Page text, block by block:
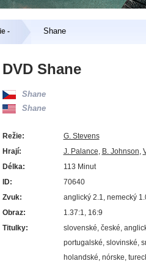
- Shane
DVD Shane
Shane
Shane
Režie:
G. Stevens
Hrají:
J. Palance, B. Johnson,
Délka:
113 Minut
ID:
70640
Zvuk:
anglický 2.1, nemecký
Obraz:
1.37:1, 16:9
Titulky:
slovenské, české,
portugalské, slovinské,
holandské, nórske,